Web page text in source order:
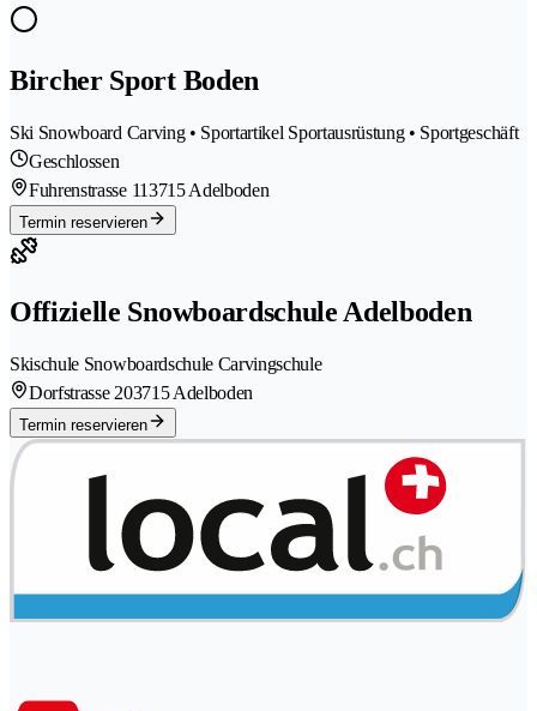
Bircher Sport Boden
Ski Snowboard Carving • Sportartikel Sportausrüstung • Sportgeschäft
Geschlossen
Fuhrenstrasse 113715 Adelboden
Termin reservieren
Offizielle Snowboardschule Adelboden
Skischule Snowboardschule Carvingschule
Dorfstrasse 203715 Adelboden
Termin reservieren